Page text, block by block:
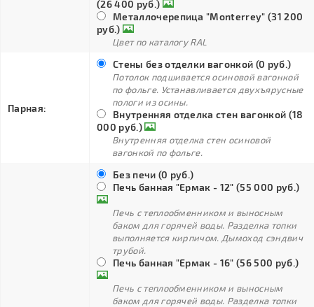
(26 400 руб.)
Металлочерепица "Monterrey" (31 200
руб.)
Цвет по каталогу RAL
Парная:
Стены без отделки вагонкой (0 руб.)
Потолок подшивается осиновой вагонкой
по фольге. Устанавливается двухъярусные
пологи из осины.
Внутренняя отделка стен вагонкой (18
000 руб.)
Внутренняя отделка стен осиновой
вагонкой по фольге.
Без печи (0 руб.)
Печь банная "Ермак - 12" (55 000 руб.)
Печь с теплообменником и выносным
баком для горячей воды. Разделка топки
выполняется кирпичом. Дымоход сэндвич
трубой.
Печь банная "Ермак - 16" (56 500 руб.)
Печь с теплообменником и выносным
баком для горячей воды. Разделка топки